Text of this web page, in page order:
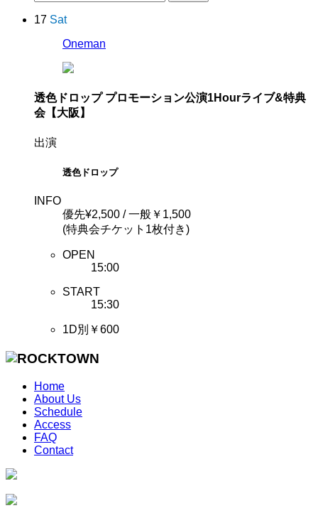
17 Sat
Oneman
透色ドロップ プロモーション公演1Hourライブ&特典
会【大阪】
出演
透色ドロップ
INFO
優先¥2,500 / 一般￥1,500
(特典会チケット1枚付き)
OPEN
15:00
START
15:30
1D別￥600
Home
About Us
Schedule
Access
FAQ
Contact